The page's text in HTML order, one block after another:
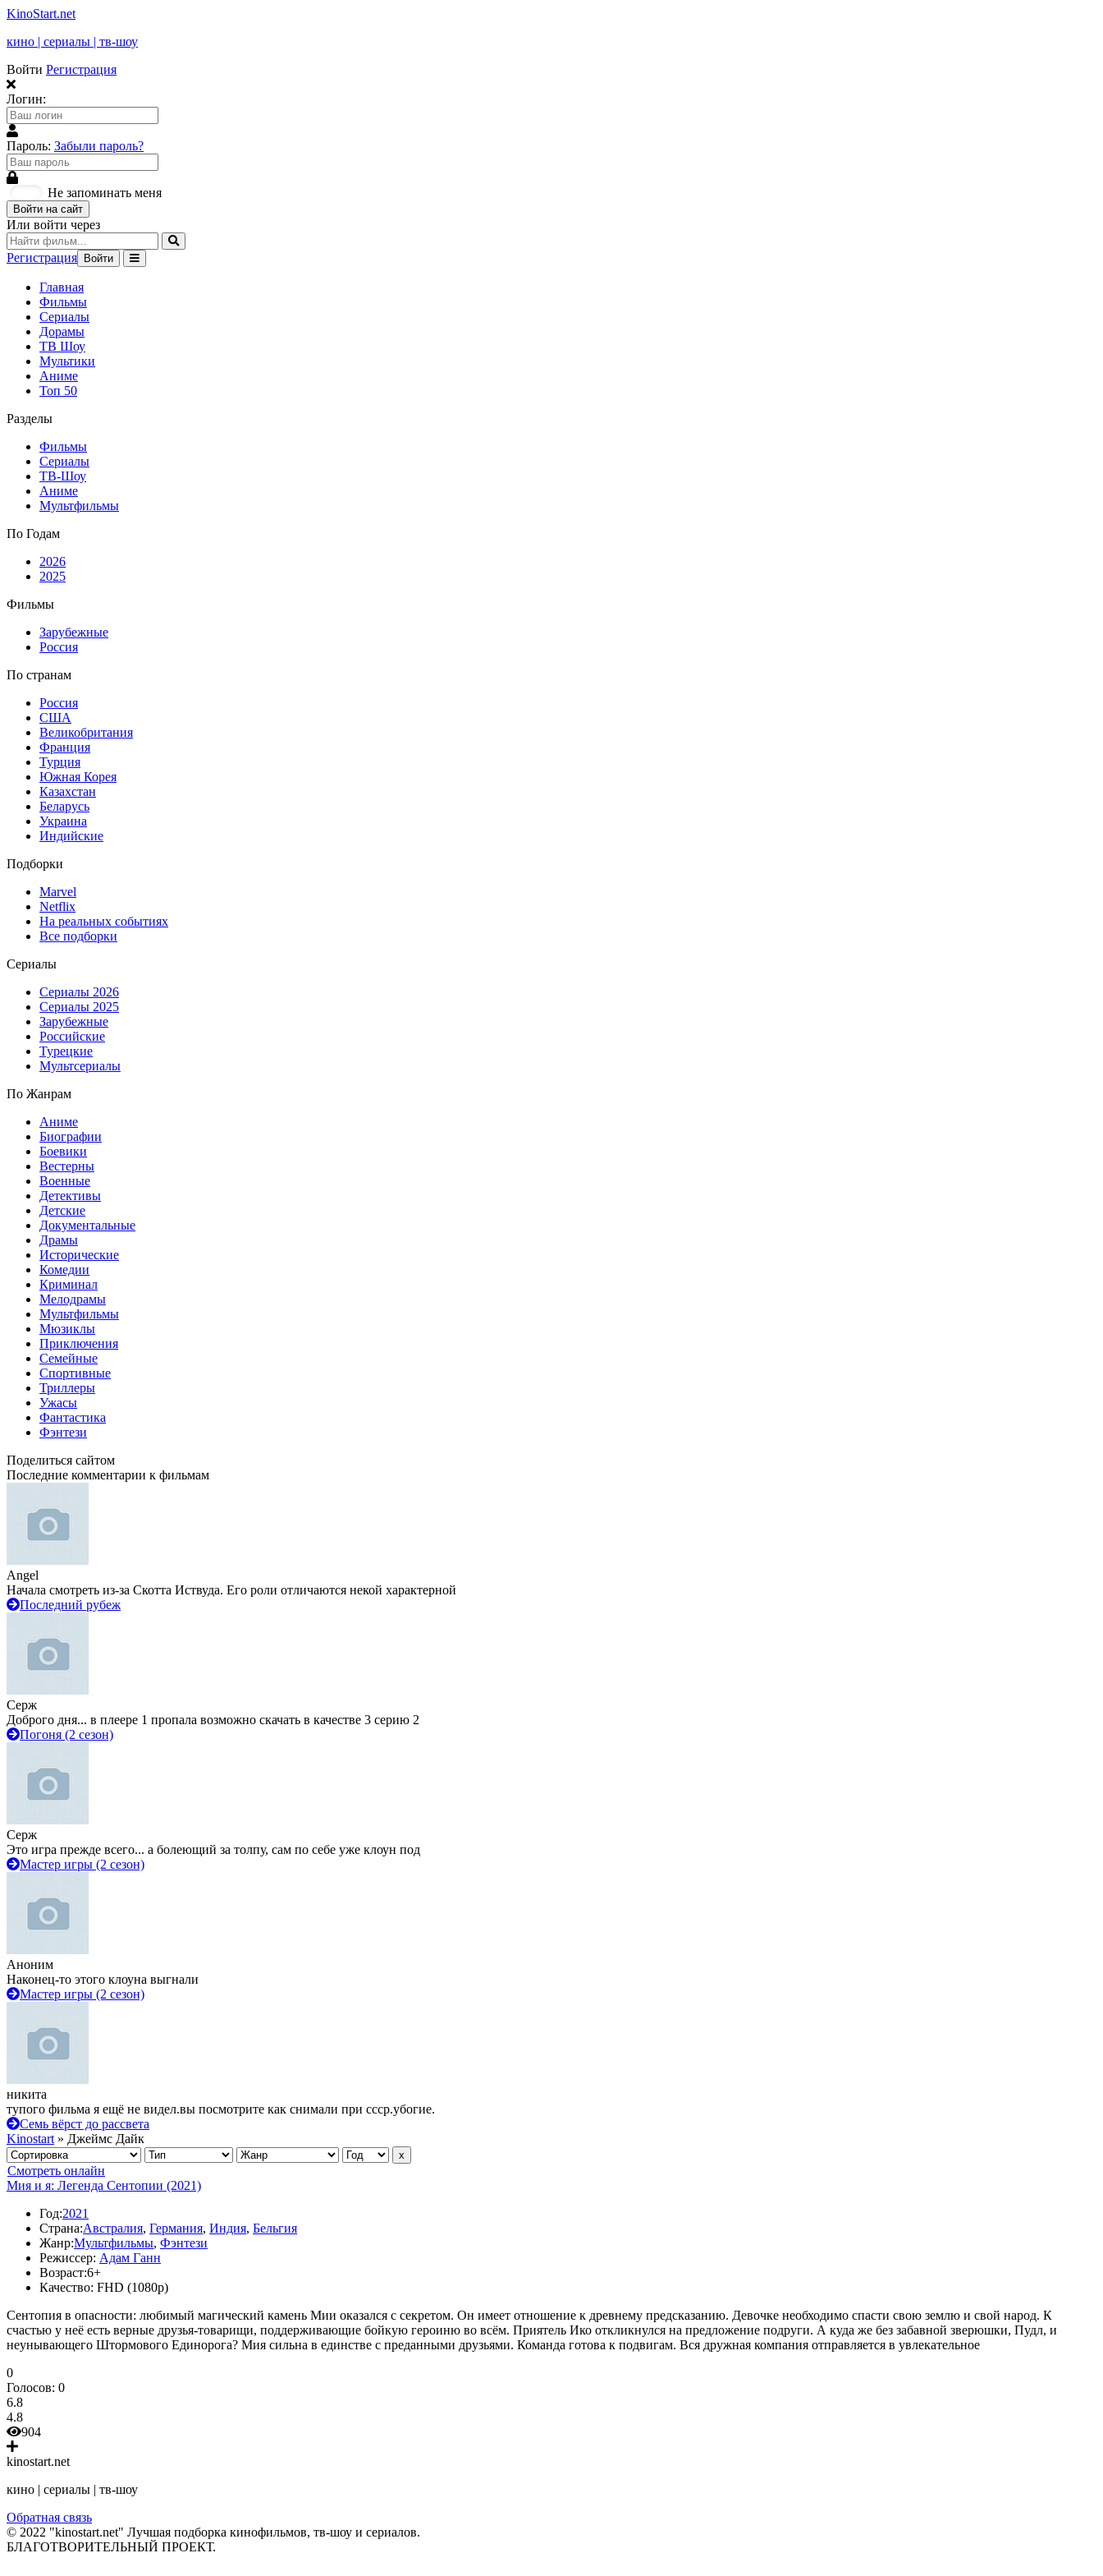
KinoStart.net
кино | сериалы | тв-шоу
Войти Регистрация
Логин:
Пароль: Забыли пароль?
Не запоминать меня
Войти на сайт
Или войти через
Регистрация Войти
Главная
Фильмы
Сериалы
Дорамы
ТВ Шоу
Мультики
Аниме
Топ 50
Разделы
Фильмы
Сериалы
ТВ-Шоу
Аниме
Мультфильмы
По Годам
2026
2025
Фильмы
Зарубежные
Россия
По странам
Россия
США
Великобритания
Франция
Турция
Южная Корея
Казахстан
Беларусь
Украина
Индийские
Подборки
Marvel
Netflix
На реальных событиях
Все подборки
Сериалы
Сериалы 2026
Сериалы 2025
Зарубежные
Российские
Турецкие
Мультсериалы
По Жанрам
Аниме
Биографии
Боевики
Вестерны
Военные
Детективы
Детские
Документальные
Драмы
Исторические
Комедии
Криминал
Мелодрамы
Мультфильмы
Мюзиклы
Приключения
Семейные
Спортивные
Триллеры
Ужасы
Фантастика
Фэнтези
Поделиться сайтом
Последние комментарии к фильмам
Angel
Начала смотреть из-за Скотта Иствуда. Его роли отличаются некой характерной
Последний рубеж
Серж
Доброго дня... в плеере 1 пропала возможно скачать в качестве 3 серию 2
Погоня (2 сезон)
Серж
Это игра прежде всего... а болеющий за толпу, сам по себе уже клоун под
Мастер игры (2 сезон)
Аноним
Наконец-то этого клоуна выгнали
Мастер игры (2 сезон)
никита
тупого фильма я ещё не видел.вы посмотрите как снимали при ссср.убогие.
Семь вёрст до рассвета
Kinostart » Джеймс Дайк
Смотреть онлайн
Мия и я: Легенда Сентопии (2021)
Год:2021
Страна:Австралия, Германия, Индия, Бельгия
Жанр:Мультфильмы, Фэнтези
Режиссер: Адам Ганн
Возраст:6+
Качество: FHD (1080p)
Сентопия в опасности: любимый магический камень Мии оказался с секретом. Он имеет отношение к древнему предсказанию. Девочке необходимо спасти свою землю и свой народ. К
счастью у неё есть верные друзья-товарищи, поддерживающие бойкую героиню во всём. Приятель Ико откликнулся на предложение подруги. А куда же без забавной зверюшки, Пудл, и
неунывающего Штормового Единорога? Мия сильна в единстве с преданными друзьями. Команда готова к подвигам. Вся дружная компания отправляется в увлекательное
0
Голосов: 0
6.8
4.8
904
kinostart.net
кино | сериалы | тв-шоу
Обратная связь
© 2022 "kinostart.net" Лучшая подборка кинофильмов, тв-шоу и сериалов.
БЛАГОТВОРИТЕЛЬНЫЙ ПРОЕКТ.